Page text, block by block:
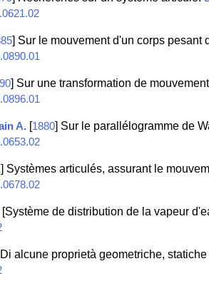
] Sur le mouvement d'un corps pesant
] Sur une transformation de
A. [1880] Sur le parallélogramme de
] Systèmes articulés, assurant le
[Système de distribution de la vapeur
alcune proprietà geometriche,